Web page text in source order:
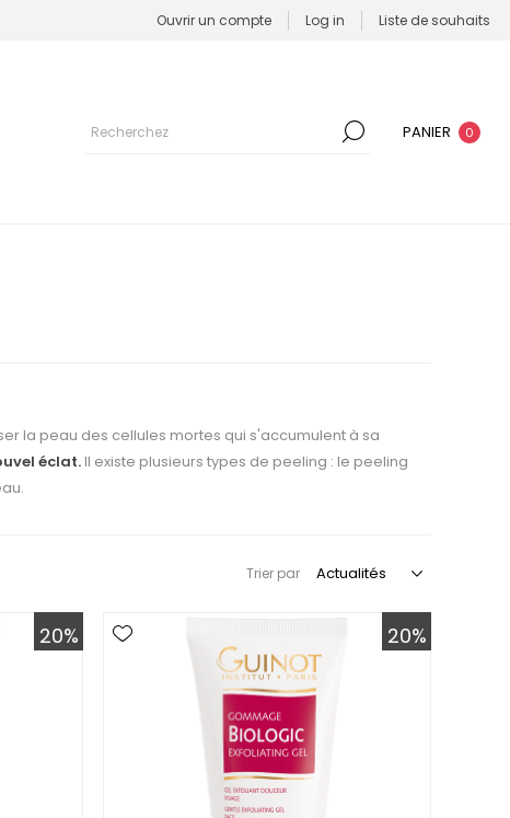
Ouvrir un compte Log in Liste de souhaits
PANIER 0
la peau des cellules mortes qui s'accumulent à sa
éclat. Il existe plusieurs types de peeling : le peeling
Trier par
20% 20%